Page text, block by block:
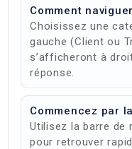
Comment
Choisissez une
gauche (Client ou
s’afficheront à
réponse.
Commencez par
Utilisez la barre de
pour retrouver